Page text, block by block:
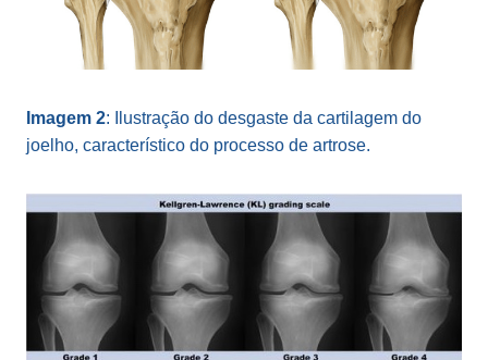
Imagem 2: Ilustração do desgaste da cartilagem do
joelho, característico do processo de artrose.